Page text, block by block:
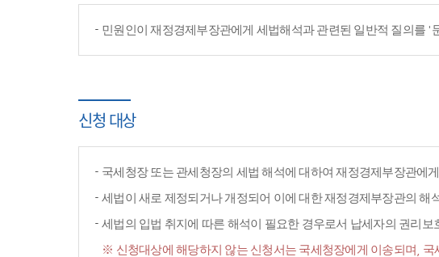
민원인이 재정경제부장관에게 세법해석과 관련된 일반적 질의를
신청 대상
국세청장 또는 관세청장의 세법 해석에 대하여 재정경제부장관에
세법이 새로 제정되거나 개정되어 이에 대한 재정경제부장관의 해
세법의 입법 취지에 따른 해석이 필요한 경우로서 납세자의 권리
※ 신청대상에 해당하지 않는 신청서는 국세청장에게 이송되며,